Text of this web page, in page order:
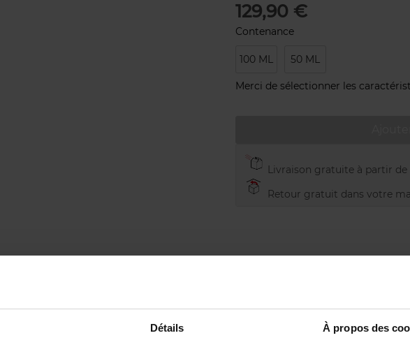
Détails À propos des
129,90 €
Contenance
100 ML 50 ML
Merci de sélectionner les
Livraison gratuite à partir de
Retour gratuit dans votre